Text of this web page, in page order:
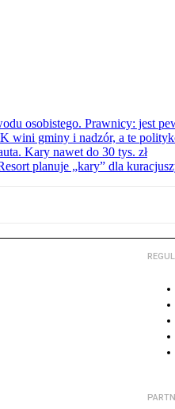
osobistego. Prawnicy: jest
wini gminy i nadzór, a te
Kary nawet do 30 tys. zł
planuje „kary” dla